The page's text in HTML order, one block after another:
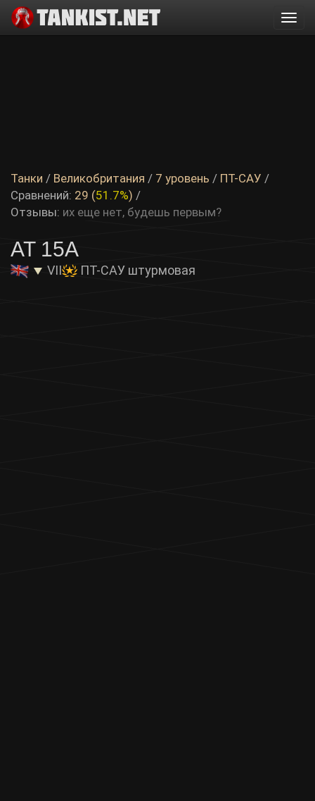
Танки / Великобритания / 7 уровень / ПТ-САУ /
Сравнений: 29 (51.7%) /
Отзывы: их еще нет, будешь первым?
AT 15A
VII ПТ-САУ штурмовая